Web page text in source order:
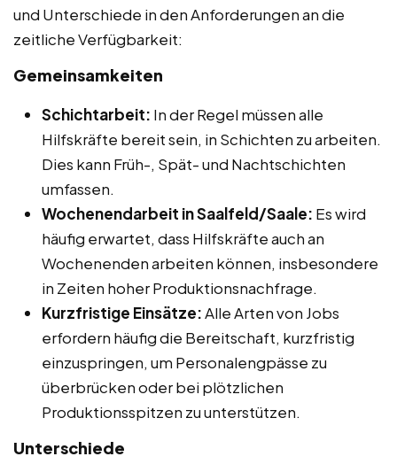
und Unterschiede in den Anforderungen an die
zeitliche Verfügbarkeit:
Gemeinsamkeiten
Schichtarbeit: In der Regel müssen alle
Hilfskräfte bereit sein, in Schichten zu arbeiten.
Dies kann Früh-, Spät- und Nachtschichten
umfassen.
Wochenendarbeit in Saalfeld/Saale: Es wird
häufig erwartet, dass Hilfskräfte auch an
Wochenenden arbeiten können, insbesondere
in Zeiten hoher Produktionsnachfrage.
Kurzfristige Einsätze:Alle Arten von Jobs
erfordern häufig die Bereitschaft, kurzfristig
einzuspringen, um Personalengpässe zu
überbrücken oder bei plötzlichen
Produktionsspitzen zu unterstützen.
Unterschiede